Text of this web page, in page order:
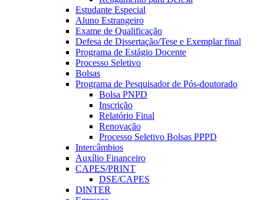
Estudante Especial
Aluno Estrangeiro
Exame de Qualificação
Defesa de Dissertação/Tese e Exemplar final
Programa de Estágio Docente
Processo Seletivo
Bolsas
Programa de Pesquisador de Pós-doutorado
Bolsa PNPD
Inscrição
Relatório Final
Renovação
Processo Seletivo Bolsas PPPD
Intercâmbios
Auxílio Financeiro
CAPES/PRINT
DSE/CAPES
DINTER